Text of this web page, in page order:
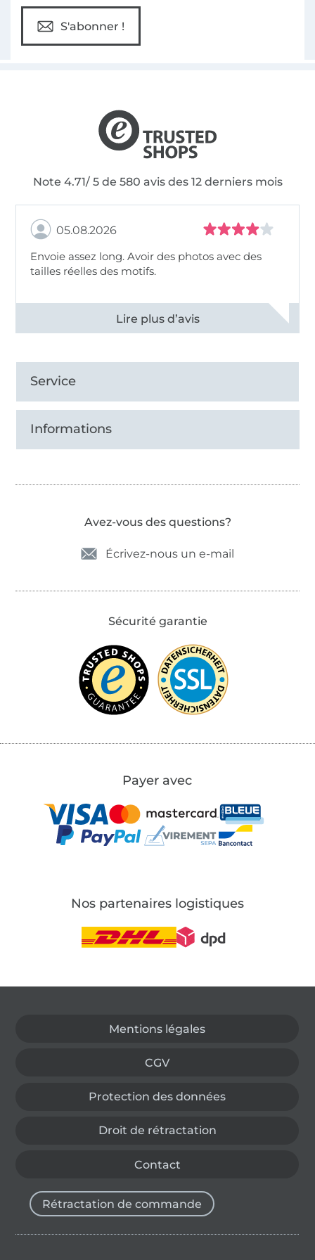
S'abonner !
Note 4.71/ 5 de 580 avis des 12 derniers mois
05.08.2026
Envoie assez long. Avoir des photos avec des
tailles réelles des motifs.
Voir tous les 11495 commentaires
Service
Informations
Avez-vous des questions?
Écrivez-nous un e-mail
Sécurité garantie
Payer avec
Nos partenaires logistiques
Mentions légales
CGV
Protection des données
Droit de rétractation
Contact
Rétractation de commande